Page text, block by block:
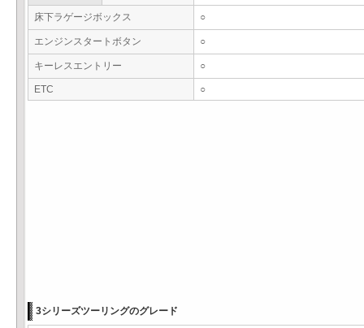
床下ラゲージボックス ○
エンジンスタートボタン ○
キーレスエントリー ○
ETC ○
3シリーズツーリングのグレード